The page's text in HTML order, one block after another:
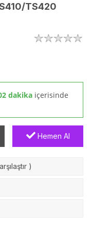
TS420
dakika içerisinde
Hemen Al
)